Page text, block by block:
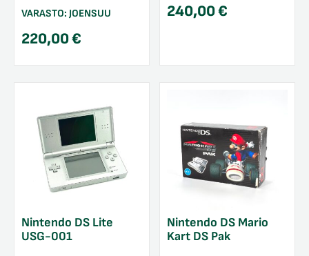
VARASTO: JOENSUU
220,00€
240,00€
Nintendo DS Lite
USG-001
Nintendo DS Mario
Kart DS Pak